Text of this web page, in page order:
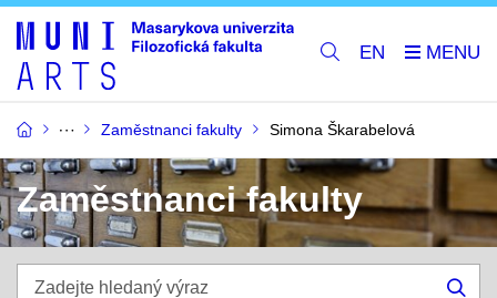
EN
Zaměstnanci fakulty Simona Škarabelová
Zaměstnanci fakulty